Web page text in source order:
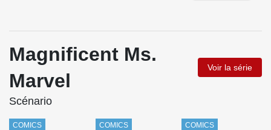
Magnificent Ms.
Marvel
Voir la série
Scénario
COMICS COMICS COMICS